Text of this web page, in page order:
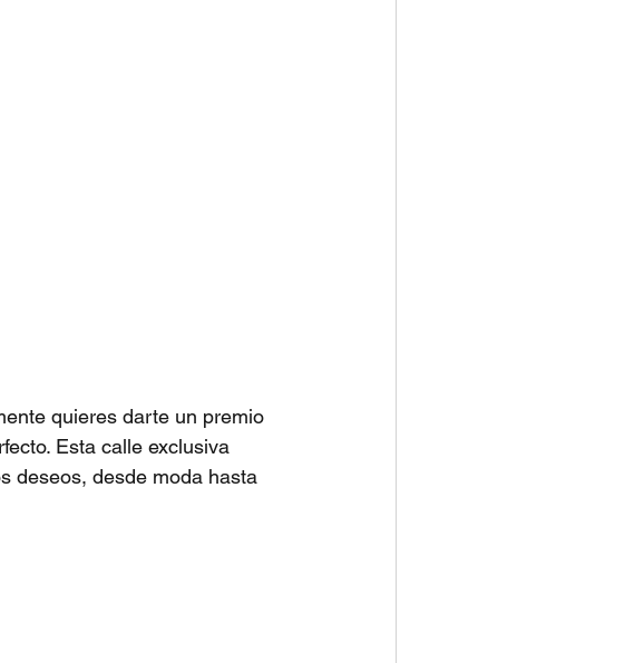
quieres darte un premio
Esta calle exclusiva
deseos, desde moda hasta